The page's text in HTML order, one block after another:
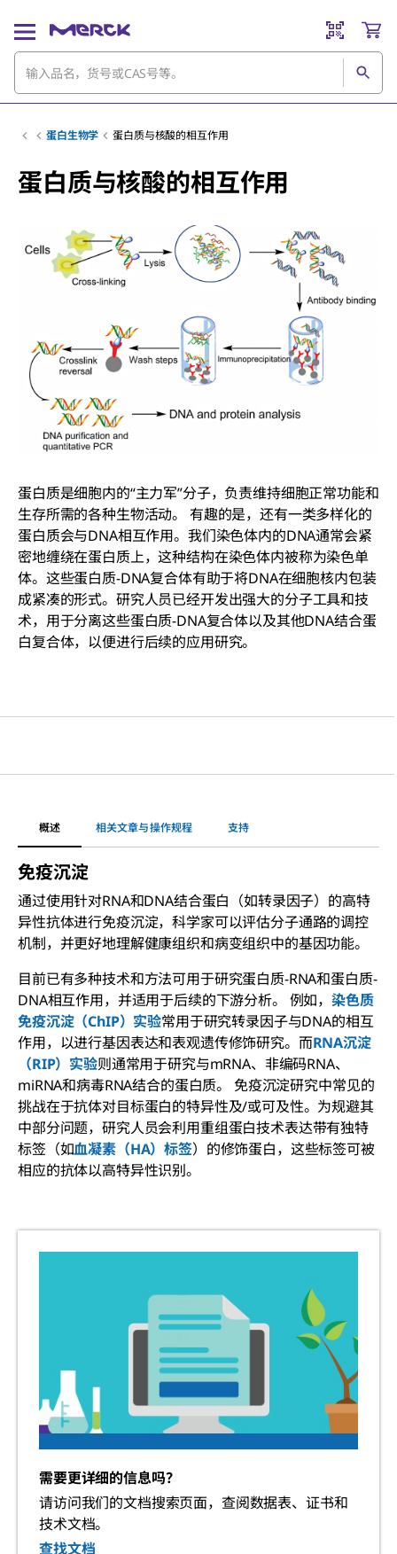
蛋白生物学 蛋白质与核酸的相互作用
蛋白质与核酸的相互作用
蛋白质是细胞内的“主力军”分子，负责维持细胞正常功能和
生存所需的各种生物活动。 有趣的是，还有一类多样化的
蛋白质会与DNA相互作用。我们染色体内的DNA通常会紧
密地缠绕在蛋白质上，这种结构在染色体内被称为染色单
体。这些蛋白质-DNA复合体有助于将DNA在细胞核内包装
成紧凑的形式。研究人员已经开发出强大的分子工具和技
术，用于分离这些蛋白质-DNA复合体以及其他DNA结合蛋
白复合体，以便进行后续的应用研究。
概述 相关文章与操作规程 支持
免疫沉淀
通过使用针对RNA和DNA结合蛋白（如转录因子）的高特
异性抗体进行免疫沉淀，科学家可以评估分子通路的调控
机制，并更好地理解健康组织和病变组织中的基因功能。
目前已有多种技术和方法可用于研究蛋白质-RNA和蛋白质-
DNA相互作用，并适用于后续的下游分析。 例如，染色质
免疫沉淀（ChIP）实验常用于研究转录因子与DNA的相互
作用，以进行基因表达和表观遗传修饰研究。而RNA沉淀
（RIP）实验则通常用于研究与mRNA、非编码RNA、
miRNA和病毒RNA结合的蛋白质。 免疫沉淀研究中常见的
挑战在于抗体对目标蛋白的特异性及/或可及性。为规避其
中部分问题，研究人员会利用重组蛋白技术表达带有独特
标签（如血凝素（HA）标签）的修饰蛋白，这些标签可被
相应的抗体以高特异性识别。
需要更详细的信息吗？
请访问我们的文档搜索页面，查阅数据表、证书和
技术文档。
查找文档